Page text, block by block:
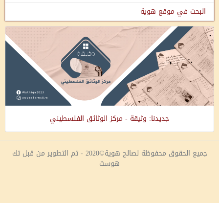
البحث في موقع هوية
جديدنا: وثيقة - مركز الوثائق الفلسطيني
جميع الحقوق محفوظة لصالح هوية©2020 - تم التطوير من قبل تك
هوست